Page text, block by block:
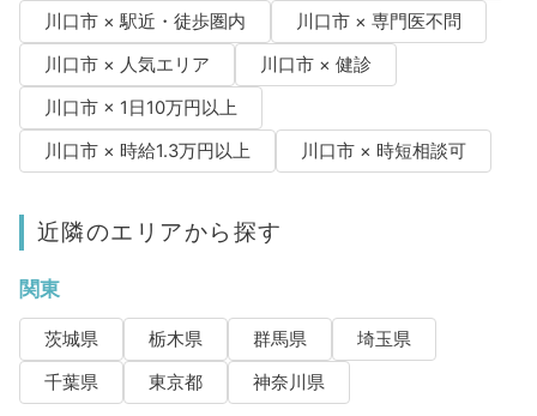
川口市 × 駅近・徒歩圏内
川口市 × 専門医不問
川口市 × 人気エリア
川口市 × 健診
川口市 × 1日10万円以上
川口市 × 時給1.3万円以上
川口市 × 時短相談可
近隣のエリアから探す
関東
茨城県 栃木県 群馬県
埼玉県
千葉県
東京都 神奈川県